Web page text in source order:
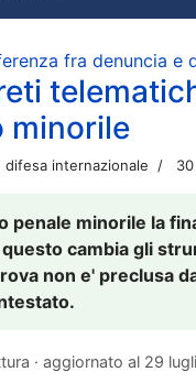
fra denuncia e
minorile
internazionale
penale minorile la
cambia gli
non e' preclusa
· aggiornato al 29